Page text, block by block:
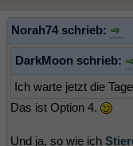
Norah74 schrieb:
DarkMoon schrieb:
Ich warte jetzt die
Das ist Option 4.
Und ja, so wie ich